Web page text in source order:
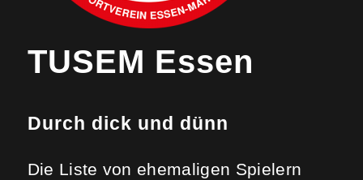
TUSEM Essen
Durch dick und dünn
Die Liste von ehemaligen Spielern